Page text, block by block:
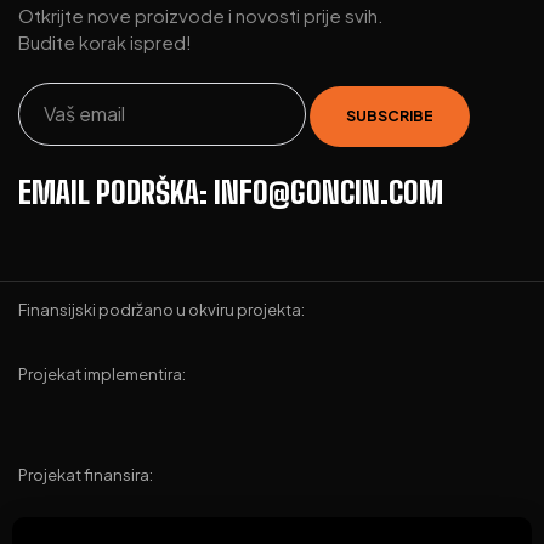
Otkrijte nove proizvode i novosti prije svih.
Budite korak ispred!
EMAIL PODRŠKA: INFO@GONCIN.COM
Finansijski podržano u okviru projekta:
Projekat implementira:
Projekat finansira: